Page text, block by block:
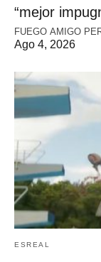
“mejor
FUEGO AMIGO
Ago 4, 2026
ESREAL